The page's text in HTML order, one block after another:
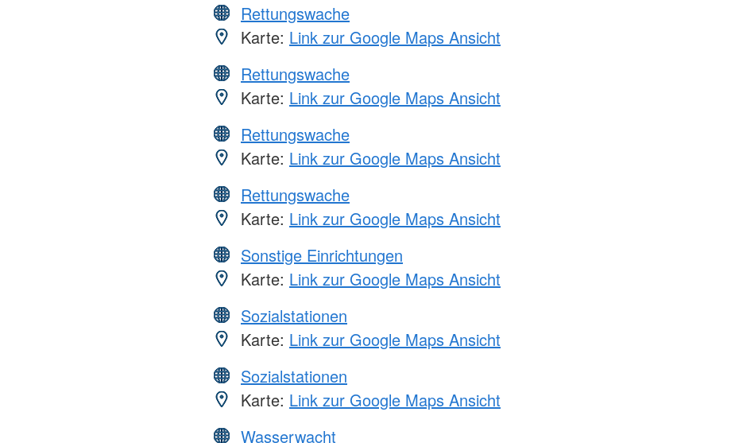
Rettungswache
Karte: Link zur Google Maps Ansicht
Rettungswache
Karte: Link zur Google Maps Ansicht
Rettungswache
Karte: Link zur Google Maps Ansicht
Rettungswache
Karte: Link zur Google Maps Ansicht
Sonstige Einrichtungen
Karte: Link zur Google Maps Ansicht
Sozialstationen
Karte: Link zur Google Maps Ansicht
Sozialstationen
Karte: Link zur Google Maps Ansicht
Wasserwacht